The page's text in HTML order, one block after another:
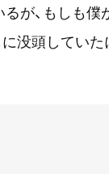
が、もしも僕
没頭していた